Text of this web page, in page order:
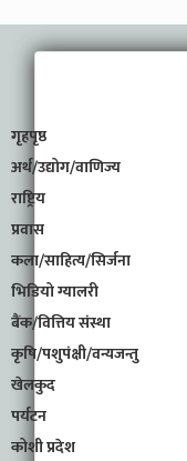
गृहपृष्ठ
अर्थ/उद्योग/वाणिज्य
राष्ट्रिय
प्रवास
कला/साहित्य/सिर्जना
भिडियो ग्यालरी
बैंक/वित्तिय संस्था
कृषि/पशुपंक्षी/वन्यजन्तु
खेलकुद
पर्यटन
कोशी प्रदेश